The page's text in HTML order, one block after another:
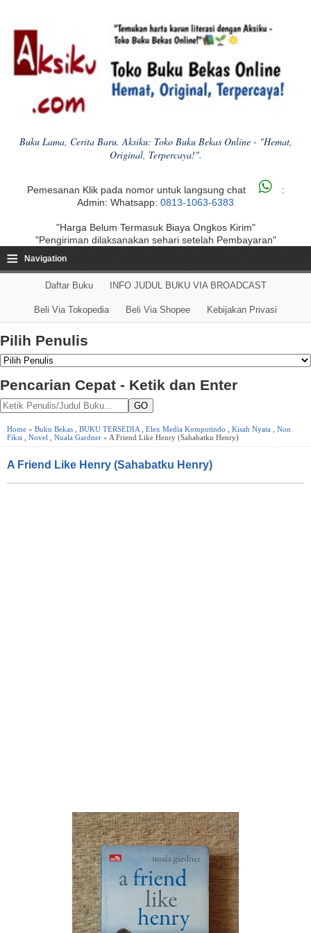
Buku Lama, Cerita Baru. Aksiku: Toko Buku Bekas Online - "Hemat,
Original, Terpercaya!".
Pemesanan Klik pada nomor untuk langsung chat
:
Admin: Whatsapp: 0813-1063-6383
"Harga Belum Termasuk Biaya Ongkos Kirim"
"Pengiriman dilaksanakan sehari setelah Pembayaran"
≡ Navigation
Daftar Buku INFO JUDUL BUKU VIA BROADCAST
Beli Via Tokopedia Beli Via Shopee Kebijakan Privasi
Pilih Penulis
Pencarian Cepat - Ketik dan Enter
GO
Home » Buku Bekas BUKU TERSEDIA Elex Media Komputindo Kisah Nyata
Non
Fiksi
Novel Nuala Gardner » A Friend Like Henry (Sahabatku Henry)
A Friend Like Henry (Sahabatku Henry)